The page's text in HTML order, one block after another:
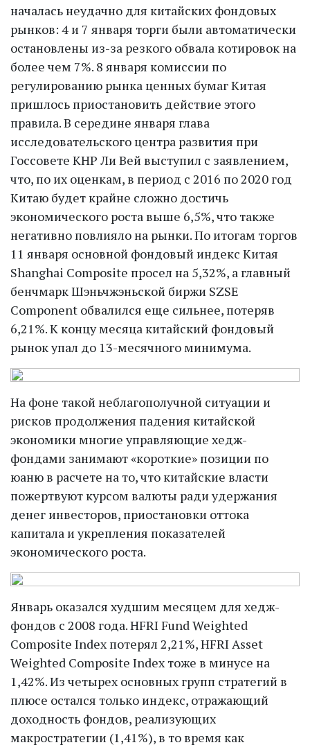
началась неудачно для китайских фондовых
рынков: 4 и 7 января торги были автоматически
остановлены из-за резкого обвала котировок на
более чем 7%. 8 января комиссии по
регулированию рынка ценных бумаг Китая
пришлось приостановить действие этого
правила. В середине января глава
исследовательского центра развития при
Госсовете КНР Ли Вей выступил с заявлением,
что, по их оценкам, в период с 2016 по 2020 год
Китаю будет крайне сложно достичь
экономического роста выше 6,5%, что также
негативно повлияло на рынки. По итогам торгов
11 января основной фондовый индекс Китая
Shanghai Composite просел на 5,32%, а главный
бенчмарк Шэньчжэньской биржи SZSE
Component обвалился еще сильнее, потеряв
6,21%. К концу месяца китайский фондовый
рынок упал до 13-месячного минимума.
На фоне такой неблагополучной ситуации и
рисков продолжения падения китайской
экономики многие управляющие хедж-
фондами занимают «короткие» позиции по
юаню в расчете на то, что китайские власти
пожертвуют курсом валюты ради удержания
денег инвесторов, приостановки оттока
капитала и укрепления показателей
экономического роста.
Январь оказался худшим месяцем для хедж-
фондов с 2008 года. HFRI Fund Weighted
Composite Index потерял 2,21%, HFRI Asset
Weighted Composite Index тоже в минусе на
1,42%. Из четырех основных групп стратегий в
плюсе остался только индекс, отражающий
доходность фондов, реализующих
макростратегии (1,41%), в то время как